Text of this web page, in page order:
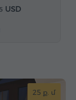
USD
25 ք. մ